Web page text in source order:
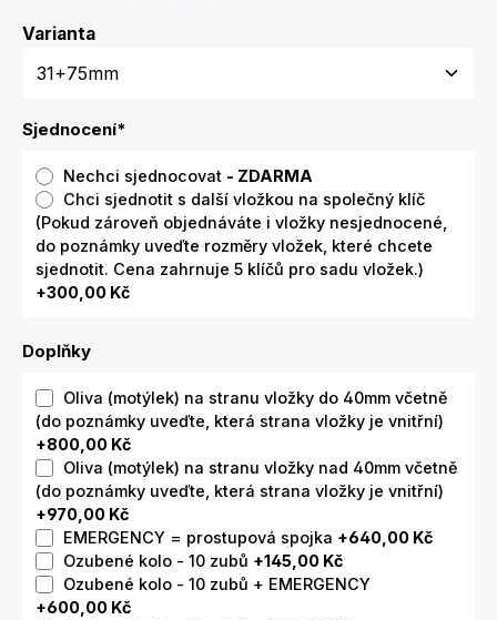
VariantaZvolte variantu
Sjednocení*
Nechci sjednocovat - ZDARMA
Chci sjednotit s další vložkou na společný klíč
(Pokud zároveň objednáváte i vložky nesjednocené,
do poznámky uveďte rozměry vložek, které chcete
sjednotit. Cena zahrnuje 5 klíčů pro sadu vložek.)
+300,00 Kč
Doplňky
Oliva (motýlek) na stranu vložky do 40mm včetně
(do poznámky uveďte, která strana vložky je vnitřní)
+800,00 Kč
Oliva (motýlek) na stranu vložky nad 40mm včetně
(do poznámky uveďte, která strana vložky je vnitřní)
+970,00 Kč
EMERGENCY = prostupová spojka +640,00 Kč
Ozubené kolo - 10 zubů +145,00 Kč
Ozubené kolo - 10 zubů + EMERGENCY
+600,00 Kč